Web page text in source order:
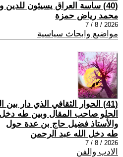
(40) ساسة العراق يسيئون للدين و مذاهبه
محمد رياض حمزة
2026 / 8 / 7
مواضيع وابحاث سياسية
(41) الحوار الثقافي الذي دار بين
الحلو صاحب المقال وبين طه دخل
والأستاذ فضيل حاج بن عدة حول
طه دخل الله عبد الرحمن
2026 / 8 / 7
الادب والفن